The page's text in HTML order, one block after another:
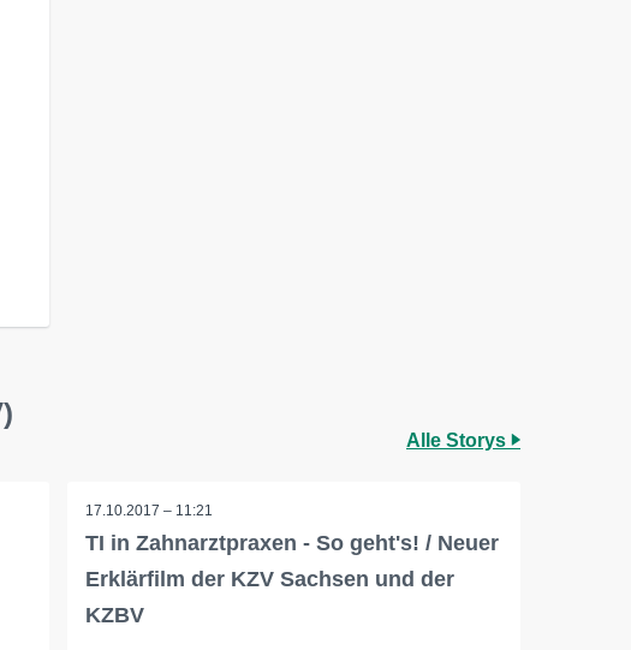
Alle Storys
17.10.2017 – 11:21
TI in Zahnarztpraxen - So geht's! / Neuer
Erklärfilm der KZV Sachsen und der
KZBV